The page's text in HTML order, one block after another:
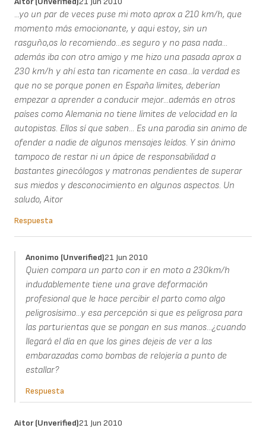
...yo un par de veces puse mi moto aprox a 210 km/h, que
momento más emocionante, y aqui estoy, sin un
rasguño,os lo recomiendo...es seguro y no pasa nada...
además iba con otro amigo y me hizo una pasada aprox a
230 km/h y ahí esta tan ricamente en casa...la verdad es
que no se porque ponen en España límites, deberían
empezar a aprender a conducir mejor...además en otros
países como Alemania no tiene límites de velocidad en la
autopistas. Ellos sí que saben... Es una parodia sin animo de
ofender a nadie de algunos mensajes leídos. Y sin ánimo
tampoco de restar ni un ápice de responsabilidad a
bastantes ginecólogos y matronas pendientes de superar
sus miedos y desconocimiento en algunos aspectos. Un
saludo, Aitor
Respuesta
Anonimo (unverified)21 Jun 2010
Quien compara un parto con ir en moto a 230km/h
indudablemente tiene una grave deformación
profesional que le hace percibir el parto como algo
peligrosísimo...y esa percepción si que es peligrosa para
las parturientas que se pongan en sus manos...¿cuando
llegará el día en que los gines dejeis de ver a las
embarazadas como bombas de relojería a punto de
estallar?
Respuesta
Aitor (unverified)21 Jun 2010